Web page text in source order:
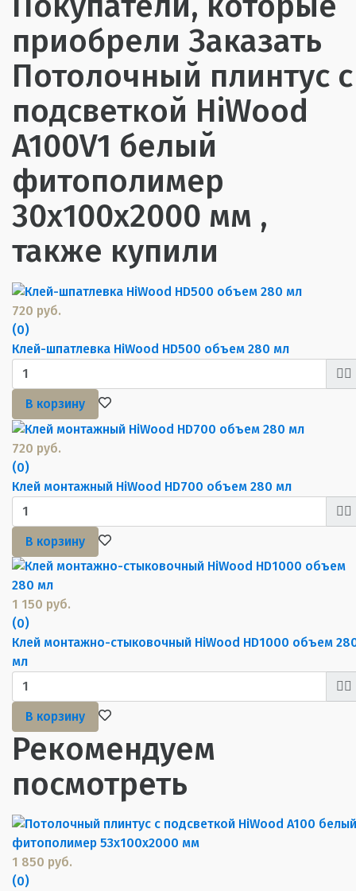
приобрели Заказать
Потолочный плинтус с
подсветкой HiWood
A100V1 белый
фитополимер
30х100х2000 мм ,
также купили
720 руб.
(0)
Клей-шпатлевка HiWood HD500 объем 280 мл
В корзину
720 руб.
(0)
Клей монтажный HiWood HD700 объем 280 мл
В корзину
1 150 руб.
(0)
Клей монтажно-стыковочный HiWood HD1000 объем
мл
В корзину
Рекомендуем
посмотреть
1 850 руб.
(0)